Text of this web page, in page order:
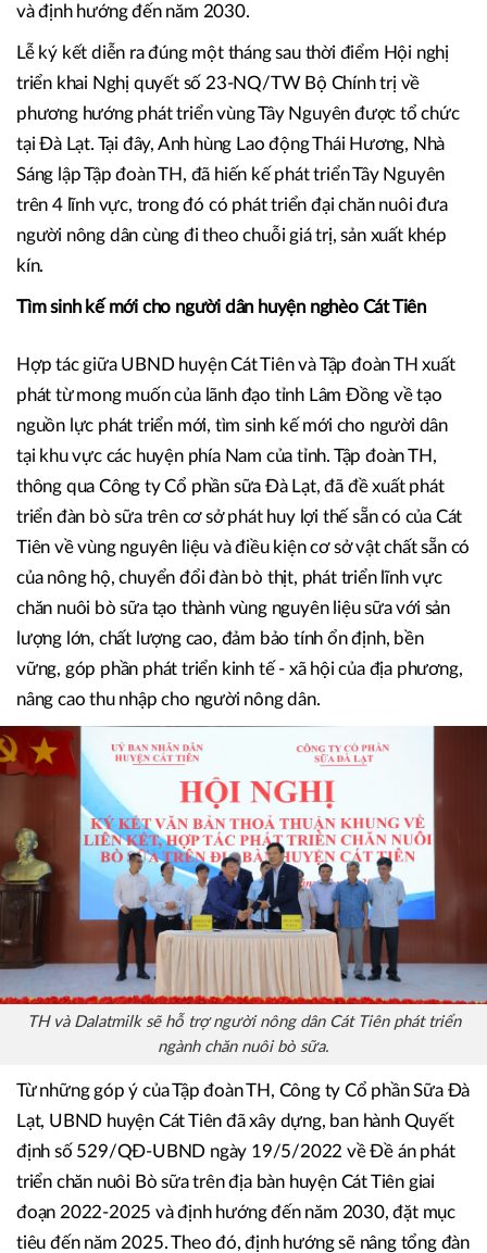
Tập đoàn TH ký kết văn bản thỏa thuận khung với UBND
huyện Cát Tiên (Lâm Đồng) về liên kết, hợp tác phát triển
chăn nuôi bò sữa trên địa bàn huyện giai đoạn 2022-2025
và định hướng đến năm 2030.
Lễ ký kết diễn ra đúng một tháng sau thời điểm Hội nghị
triển khai Nghị quyết số 23-NQ/TW Bộ Chính trị về
phương hướng phát triển vùng Tây Nguyên được tổ chức
Sáng lập Tập đoàn TH, đã hiến kế phát triển Tây Nguyên
trên 4 lĩnh vực, trong đó có phát triển đại chăn nuôi đưa
người nông dân cùng đi theo chuỗi giá trị, sản xuất khép
Tìm sinh kế mới cho người dân huyện nghèo Cát Tiên
Hợp tác giữa UBND huyện Cát Tiên và Tập đoàn TH xuất
phát từ mong muốn của lãnh đạo tỉnh Lâm Đồng về tạo
nguồn lực phát triển mới, tìm sinh kế mới cho người dân
tại khu vực các huyện phía Nam của tỉnh. Tập đoàn TH,
thông qua Công ty Cổ phần sữa Đà Lạt, đã đề xuất phát
triển đàn bò sữa trên cơ sở phát huy lợi thế sẵn có của Cát
Tiên về vùng nguyên liệu và điều kiện cơ sở vật chất sẵn có
của nông hộ, chuyển đổi đàn bò thịt, phát triển lĩnh vực
chăn nuôi bò sữa tạo thành vùng nguyên liệu sữa với sản
lượng lớn, chất lượng cao, đảm bảo tính ổn định, bền
vững, góp phần phát triển kinh tế - xã hội của địa phương,
nâng cao thu nhập cho người nông dân.
TH và Dalatmilk sẽ hỗ trợ người nông dân Cát Tiên phát triển
ngành chăn nuôi bò sữa.
Từ những góp ý của Tập đoàn TH, Công ty Cổ phần Sữa Đà